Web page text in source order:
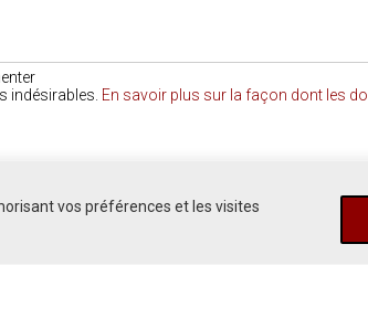
vos préférences et les visites
indésirables. En savoir plus sur la façon dont les